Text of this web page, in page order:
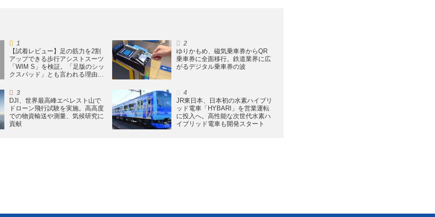
【試着レビュー】足の筋力を2割
アップできる歩行アシストスーツ
「WIM S」を検証。「足版のシッ
クスパッド」とも言われる理由を
ゆりかもめ、磁気乗車券からQR
乗車券に全面移行。鉄道業界に広
がるデジタル乗車券の波
DJI、世界最高峰エベレスト山で
ドローン飛行試験を実施。高高度
での物資輸送や測量、気候研究に
貢献
JR東日本、日本初の水素ハイブリ
ッド電車「HYBARI」を営業運転
に投入へ。高性能な次世代水素ハ
イブリッド電車も開発スタート